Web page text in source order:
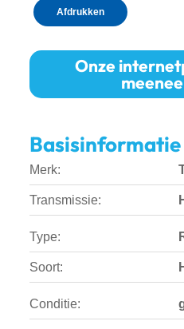
Afdrukken
Onze
Basisinformatie
Merk:
Transmissie:
Type:
Soort:
Conditie: